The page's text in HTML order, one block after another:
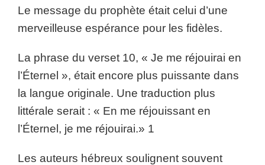
Le message du prophète était celui d’une
merveilleuse espérance pour les fidèles.
La phrase du verset 10, « Je me réjouirai en
l’Éternel », était encore plus puissante dans
la langue originale. Une traduction plus
littérale serait : « En me réjouissant en
l’Éternel, je me réjouirai.» 1
Les auteurs hébreux soulignent souvent